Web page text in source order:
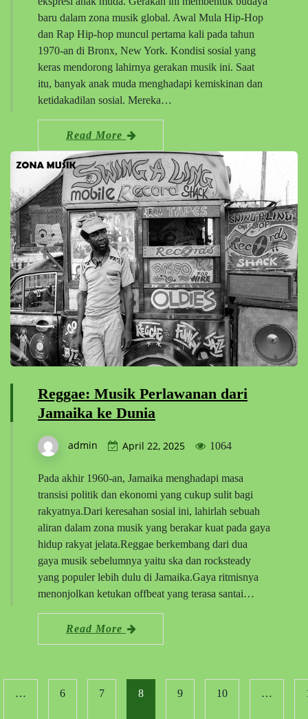
baru dalam zona musik global. Awal Mula Hip-Hop
dan Rap Hip-hop muncul pertama kali pada tahun
1970-an di Bronx, New York. Kondisi sosial yang
keras mendorong lahirnya gerakan musik ini. Saat
itu, banyak anak muda menghadapi kemiskinan dan
ketidakadilan sosial. Mereka…
Read More
Reggae: Musik Perlawanan dari
Jamaika ke Dunia
admin April 22, 2025 1064
Pada akhir 1960-an, Jamaika menghadapi masa
transisi politik dan ekonomi yang cukup sulit bagi
rakyatnya.Dari keresahan sosial ini, lahirlah sebuah
aliran dalam zona musik yang berakar kuat pada gaya
hidup rakyat jelata.Reggae berkembang dari dua
gaya musik sebelumnya yaitu ska dan rocksteady
yang populer lebih dulu di Jamaika.Gaya ritmisnya
menonjolkan ketukan offbeat yang terasa santai…
Read More
… 6 7 8 9 10 …